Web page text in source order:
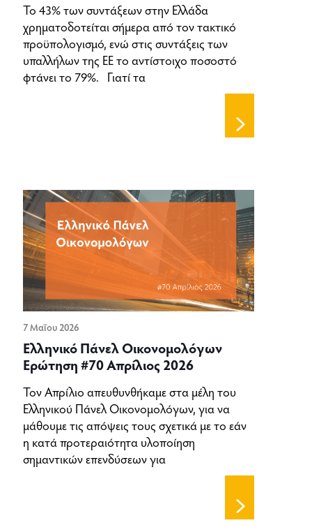
Το 43% των συντάξεων στην Ελλάδα
χρηματοδοτείται σήμερα από τον τακτικό
προϋπολογισμό, ενώ στις συντάξεις των
υπαλλήλων της ΕΕ το αντίστοιχο ποσοστό
φτάνει το 79%. Γιατί τα
7 Μαΐου 2026
Ελληνικό Πάνελ Οικονομολόγων
Ερώτηση #70 Απρίλιος 2026
Τον Απρίλιο απευθυνθήκαμε στα μέλη του
Ελληνικού Πάνελ Οικονομολόγων, για να
μάθουμε τις απόψεις τους σχετικά με το εάν
η κατά προτεραιότητα υλοποίηση
σημαντικών επενδύσεων για